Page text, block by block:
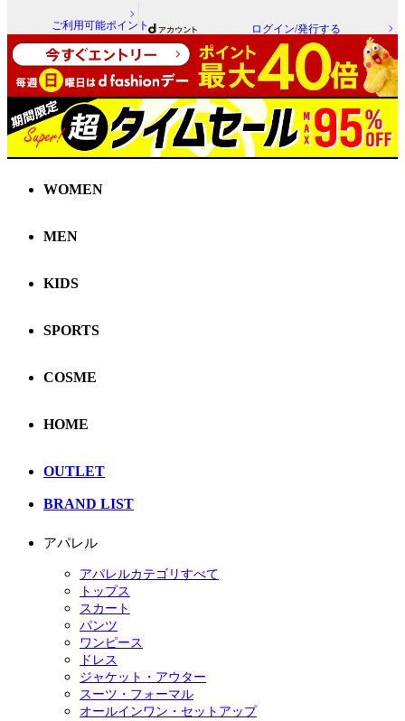
ご利用可能ポイント ログイン/発行する
WOMEN
MEN
KIDS
SPORTS
COSME
HOME
OUTLET
BRAND LIST
アパレル
アパレルカテゴリすべて
トップス
スカート
パンツ
ワンピース
ドレス
ジャケット・アウター
スーツ・フォーマル
オールインワン・セットアップ